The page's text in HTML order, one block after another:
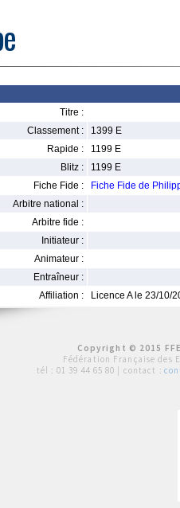
Titre :
Classement :
1399 E
Rapide :
1199 E
Blitz :
1199 E
Fiche Fide :
Fiche Fide de
Arbitre national :
Arbitre fide :
Initiateur :
Animateur :
Entraîneur :
Affiliation :
Licence A le 23/10/
Copyright © 2015
Fédération Française des
tél : 01 39 44 65 80 | contact :